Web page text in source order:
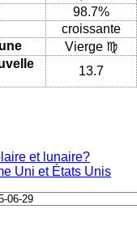
98.7%
croissante
Vierge ♍
13.7
et lunaire?
Uni et États Unis
06-29